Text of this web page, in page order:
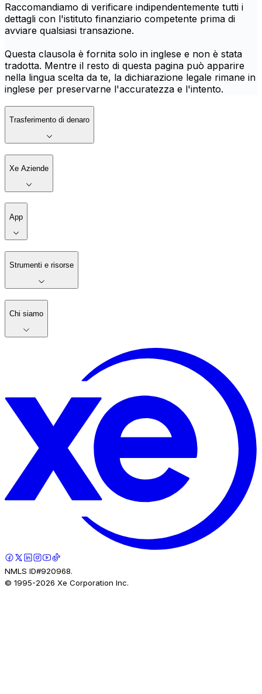
Raccomandiamo di verificare indipendentemente tutti i
dettagli con l'istituto finanziario competente prima di
avviare qualsiasi transazione.
Questa clausola è fornita solo in inglese e non è stata
tradotta. Mentre il resto di questa pagina può apparire
nella lingua scelta da te, la dichiarazione legale rimane in
inglese per preservarne l'accuratezza e l'intento.
Trasferimento di denaro
Xe Aziende
App
Strumenti e risorse
Chi siamo
NMLS ID#920968.
© 1995-2026 Xe Corporation Inc.